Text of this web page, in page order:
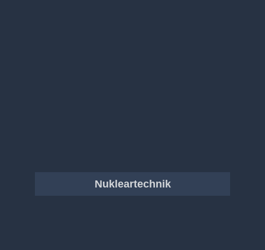
Nukleartechnik